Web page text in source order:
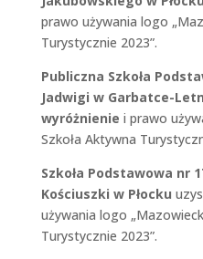
prawo używania logo
Turystycznie 2023”.
Publiczna Szkoła
Jadwigi w Garbatce-
wyróżnienie i prawo
Szkoła Aktywna
Szkoła Podstawowa nr
Kościuszki w Płocku
używania logo
Turystycznie 2023”.